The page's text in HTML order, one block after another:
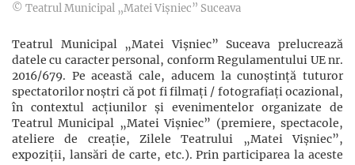
© Teatrul Municipal „Matei Vișniec” Suceava
Teatrul Municipal „Matei Vișniec” Suceava prelucrează
datele cu caracter personal, conform Regulamentului UE nr.
2016/679. Pe această cale, aducem la cunoștință tuturor
spectatorilor noștri că pot fi filmaţi / fotografiaţi ocazional,
în contextul acţiunilor şi evenimentelor organizate de
Teatrul Municipal „Matei Vișniec” (premiere, spectacole,
ateliere de creație, Zilele Teatrului „Matei Vișniec”,
expoziții, lansări de carte, etc.). Prin participarea la aceste